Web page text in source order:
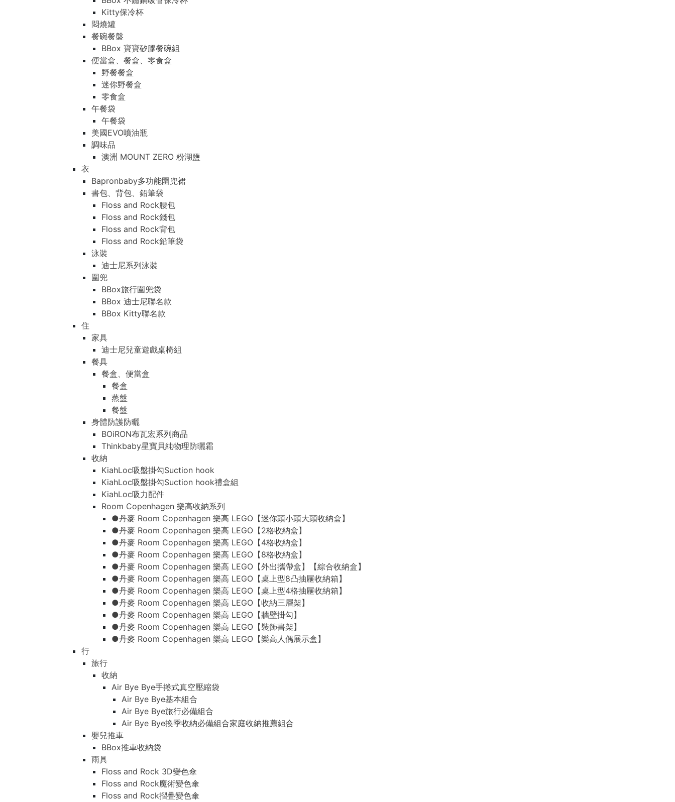
Kitty保冷杯
悶燒罐
餐碗餐盤
BBox 寶寶矽膠餐碗組
便當盒、餐盒、零食盒
野餐餐盒
迷你野餐盒
零食盒
午餐袋
午餐袋
美國EVO噴油瓶
調味品
澳洲 MOUNT ZERO 粉湖鹽
衣
Bapronbaby多功能圍兜裙
書包、背包、鉛筆袋
Floss and Rock腰包
Floss and Rock錢包
Floss and Rock背包
Floss and Rock鉛筆袋
泳裝
迪士尼系列泳裝
圍兜
BBox旅行圍兜袋
BBox 迪士尼聯名款
BBox Kitty聯名款
住
家具
迪士尼兒童遊戲桌椅組
餐具
餐盒、便當盒
餐盒
蒸盤
餐盤
身體防護防曬
BOiRON布瓦宏系列商品
Thinkbaby星寶貝純物理防曬霜
收納
KiahLoc吸盤掛勾Suction hook
KiahLoc吸盤掛勾Suction hook禮盒組
KiahLoc吸力配件
Room Copenhagen 樂高收納系列
●丹麥 Room Copenhagen 樂高 LEGO【迷你頭小頭大頭收納盒】
●丹麥 Room Copenhagen 樂高 LEGO【2格收納盒】
●丹麥 Room Copenhagen 樂高 LEGO【4格收納盒】
●丹麥 Room Copenhagen 樂高 LEGO【8格收納盒】
●丹麥 Room Copenhagen 樂高 LEGO【外出攜帶盒】【綜合收納盒】
●丹麥 Room Copenhagen 樂高 LEGO【桌上型8凸抽屜收納箱】
●丹麥 Room Copenhagen 樂高 LEGO【桌上型4格抽屜收納箱】
●丹麥 Room Copenhagen 樂高 LEGO【收納三層架】
●丹麥 Room Copenhagen 樂高 LEGO【牆壁掛勾】
●丹麥 Room Copenhagen 樂高 LEGO【裝飾書架】
●丹麥 Room Copenhagen 樂高 LEGO【樂高人偶展示盒】
行
旅行
收納
Air Bye Bye手捲式真空壓縮袋
Air Bye Bye基本組合
Air Bye Bye旅行必備組合
Air Bye Bye換季收納必備組合家庭收納推薦組合
嬰兒推車
BBox推車收納袋
雨具
Floss and Rock 3D變色傘
Floss and Rock魔術變色傘
Floss and Rock摺疊變色傘